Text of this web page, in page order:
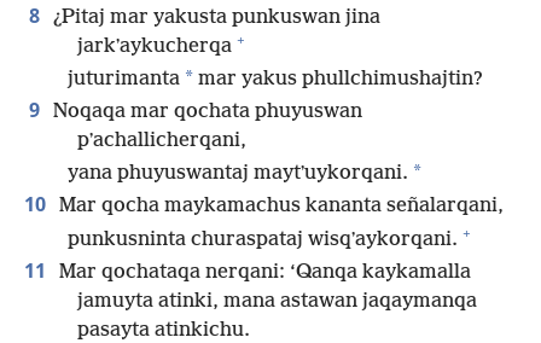
8 ¿Pitaj mar yakusta punkuswan jina
jarkʼaykucherqa +
juturimanta * mar yakus phullchimushajtin?
9 Noqaqa mar qochata phuyuswan
pʼachallicherqani,
yana phuyuswantaj maytʼuykorqani. *
10 Mar qocha maykamachus kananta señalarqani,
punkusninta churaspataj wisqʼaykorqani. +
11
Mar qochataqa nerqani: ‘Qanqa kaykamalla
jamuyta atinki, mana astawan jaqaymanqa
pasayta atinkichu.